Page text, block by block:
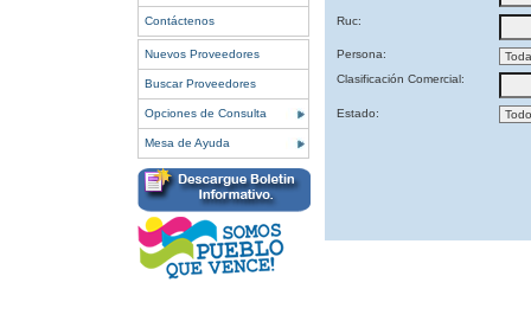
Contáctenos
Nuevos Proveedores
Buscar Proveedores
Opciones de Consulta
Mesa de Ayuda
Ruc:
Persona:
Clasificación Comercial:
Estado: